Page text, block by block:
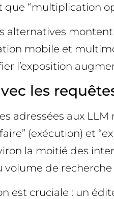
que “multiplication
alternatives
mobile et
l’exposition
les
adressées aux
(exécution) et
la moitié des
de recherche
est cruciale : un